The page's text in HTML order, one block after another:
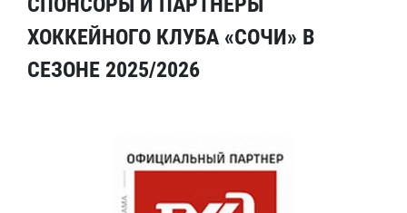
ХОККЕЙНОГО КЛУБА «СОЧИ» В
СЕЗОНЕ 2025/2026